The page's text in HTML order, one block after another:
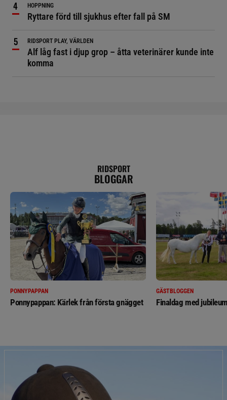
HOPPNING
Ryttare förd till sjukhus efter fall på SM
RIDSPORT PLAY, VÄRLDEN
Alf låg fast i djup grop – åtta veterinärer kunde inte
komma
RIDSPORT
BLOGGAR
PONNYPAPPAN
Ponnypappan: Kärlek från första gnägget
GÄSTBLOGGEN
Finaldag med